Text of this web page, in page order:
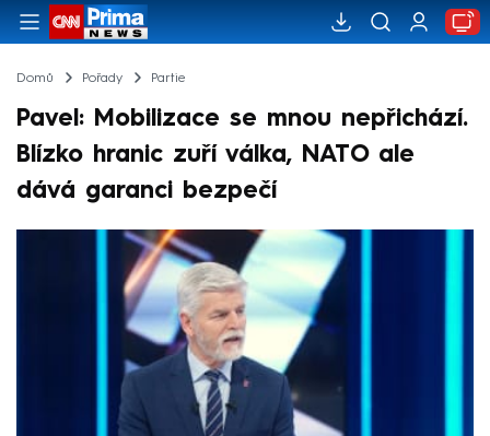
Domů Pořady Partie
Pavel: Mobilizace se mnou nepřichází.
Blízko hranic zuří válka, NATO ale
dává garanci bezpečí